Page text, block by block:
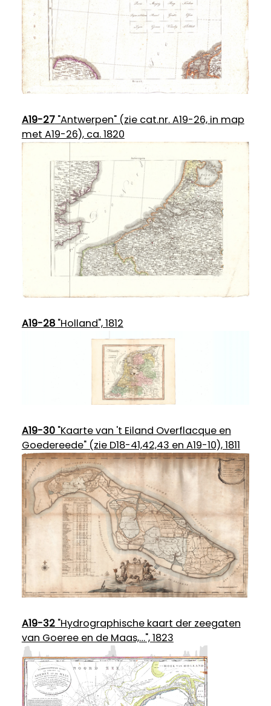
A19-27"Antwerpen" (zie cat.nr. A19-26, in map
met A19-26), ca. 1820
A19-28"Holland", 1812
A19-30"Kaarte van 't Eiland Overflacque en
Goedereede" (zie D18-41,42,43 en A19-10), 1811
A19-32"Hydrographische kaart der zeegaten
van Goeree en de Maas,…", 1823